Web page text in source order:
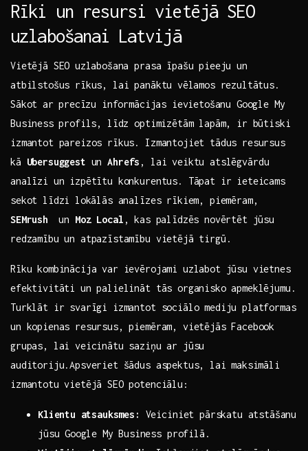
Rīki un resursi vietējā SEO
uzlabošanai ⁤Latvijā
Vietējā SEO ⁣uzlabošana prasa īpašu pieeju un
atbilstošus rīkus, lai panāktu ⁣vēlamos rezultātus.
Sākot⁢ ar ⁢precīzu informācijas ievietošanu Google My
Business⁤ profils, līdz optimizētām lapām,‍ ir būtiski
izmantot pareizos‌ rīkus. Izmantojiet tādus resursus​
kā Ubersuggest unAhrefs , lai veiktu atslēgvārdu
analīzi un izpētītu konkurentus. Tāpat ir ieteicams
sekot līdzi⁤ lokālās analīzes rīkiem, piemēram,
SEMrush ⁢ un Moz Local , kas ‌palīdzēs novērtēt jūsu
redzamību un atpazīstamību vietējā tirgū.
Rīku kombinācija var ievērojami uzlabot jūsu vietnes
efektivitāti un palielināt tās organisko apmeklējumu.
Turklāt ir svarīgi izmantot sociālo mediju platformas
un kopienas resursus, piemēram, vietējās Facebook‍
grupas, lai veicinātu saziņu ar jūsu
auditoriju.Apsveriet šādus aspektus,⁤ lai maksimāli
izmantotu ‌vietējā SEO potenciālu:
Klientu ⁤atsauksmes:
Veiciniet pārskatu atstāšanu
jūsu⁢ Google My⁤ Business profilā.